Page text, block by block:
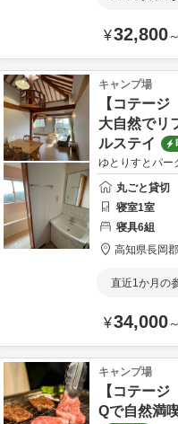
¥32,800～
キャンプ場
【コテー
大自然でリ
ルステイ
ゆとりすとパー
丸ごと貸切
寝室1室
寝具6組
高知県長岡郡
直近1か月の
¥34,000～
キャンプ場
【コテー
Qで自然満